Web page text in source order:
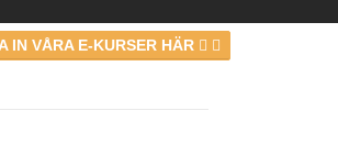
IN VÅRA E-KURSER HÄR